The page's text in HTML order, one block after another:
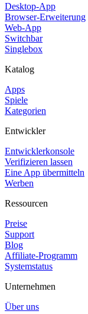
Desktop-App
Browser-Erweiterung
Web-App
Switchbar
Singlebox
Katalog
Apps
Spiele
Kategorien
Entwickler
Entwicklerkonsole
Verifizieren lassen
Eine App übermitteln
Werben
Ressourcen
Preise
Support
Blog
Affiliate-Programm
Systemstatus
Unternehmen
Über uns